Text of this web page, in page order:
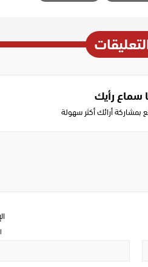
سماع رأيك
بمشاركة أرائك أكثر سهولة